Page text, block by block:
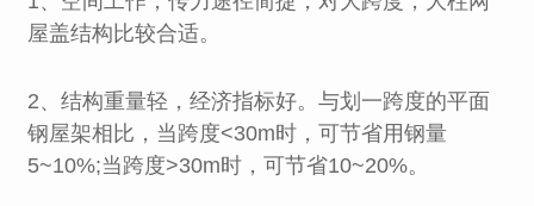
屋盖结构比较合适。
2、结构重量轻，经济指标好。与划一跨度的平面
钢屋架相比，当跨度<30m时，可节省用钢量
5~10%;当跨度>30m时，可节省10~20%。